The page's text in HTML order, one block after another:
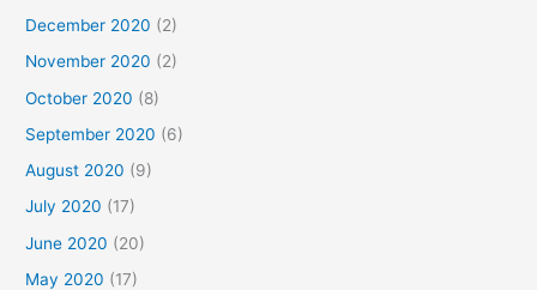
December 2020 (2)
November 2020 (2)
October 2020 (8)
September 2020 (6)
August 2020 (9)
July 2020 (17)
June 2020 (20)
May 2020 (17)